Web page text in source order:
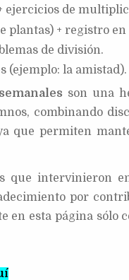
ejercicios de
plantas) + registro
de división.
(ejemplo: la amistad).
son una
combinando
que permiten
que intervinieron
por
en esta página sólo